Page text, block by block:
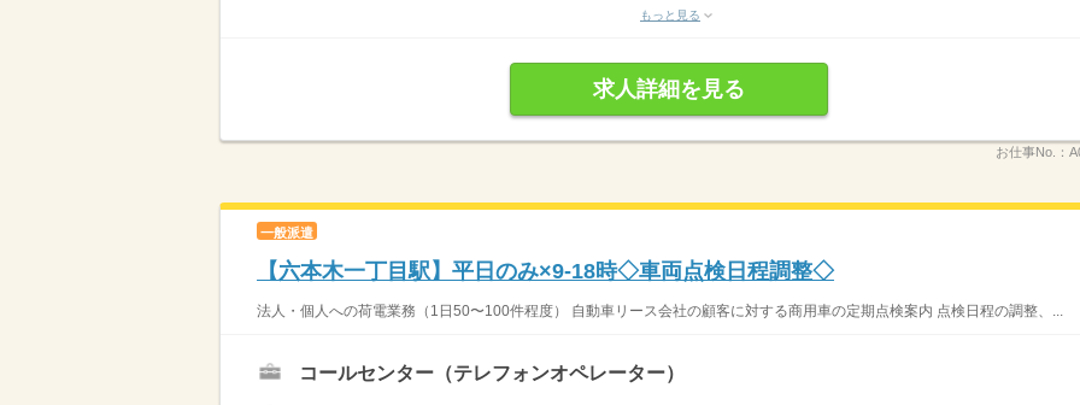
もっと見る
求人詳細を見る
お仕事No.：
一般派遣
【六本木一丁目駅】平日のみ×9-18時◇車両点検日程調整◇
法人・個人への荷電業務（1日50〜100件程度） 自動車リース会社の顧客に対する商用車の定期点検案内 点検日程の調整、...
コールセンター（テレフォンオペレーター）